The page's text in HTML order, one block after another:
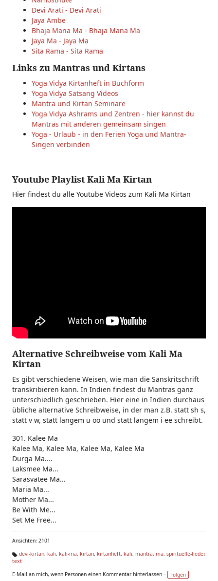
Devi Arati - Devi Arati
Jaya Ambe
Bhaja Mana Ma - Bhaja Mana Ma
Jaya Ma - Jaya Ma
Sita Rama - Sita Rama
Links zu Mantras und Kirtans
Yoga Vidya Kirtanheft in Buchform
Yoga Vidya Satsang Videos
Mantra und Kirtan Seminare
Yoga Vidya Ashrams und Zentren - hier kannst du
Mantras mit anderen gemeinsam singen
Yoga - Urlaub - in den Ferien Yoga und Mantra-
Singen verbinden
Youtube Playlist Kali Ma Kirtan
Hier findest du alle Youtube Videos zum Kali Ma Kirtan
Alternative Schreibweise vom Kali Ma
Kirtan
Es gibt verschiedene Weisen, wie man die Sanskritschrift
transkribieren kann. In Indien findest du Mantras ganz
unterschiedlich geschrieben. Hier eine in Indien durchaus
übliche alternative Schreibweise, in der man z.B. statt sh s,
statt v w, statt langem u oo und statt langem i ee schreibt.
301. Kalee Ma
Kalee Ma, Kalee Ma, Kalee Ma, Kalee Ma
Durga Ma....
Laksmee Ma...
Sarasvatee Ma...
Maria Ma...
Mother Ma...
Be With Me...
Set Me Free...
Ansichten: 2101
Ta
s:
devi-kirtan, kali, kali-ma, kirtan, kirtanheft, kālī, mantra, mā, spirituelle-lieder,
text
E-Mail an mich, wenn Personen einen Kommentar hinterlassen –
Folgen